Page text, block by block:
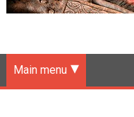
Main menu